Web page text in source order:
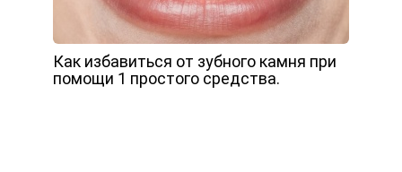
Как избавиться от зубного камня при
помощи 1 простого средства.